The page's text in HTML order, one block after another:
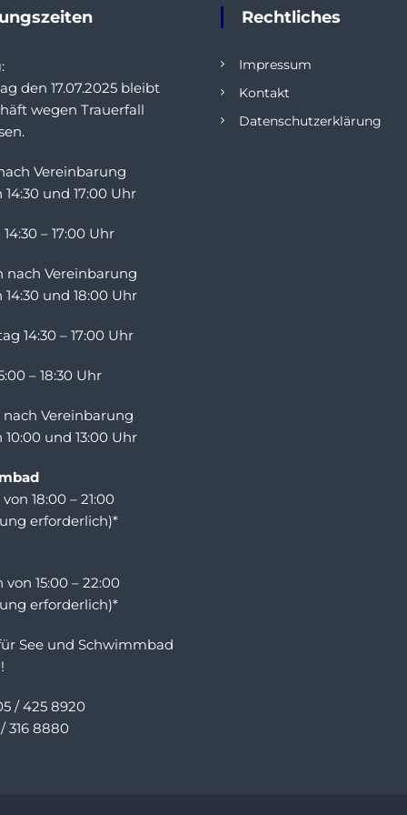
:
den 17.07.2025 bleibt
wegen Trauerfall
Vereinbarung
und 17:00 Uhr
– 17:00 Uhr
nach Vereinbarung
14:30 und 18:00 Uhr
14:30 – 17:00 Uhr
– 18:30 Uhr
nach Vereinbarung
10:00 und 13:00 Uhr
18:00 – 21:00
erforderlich)*
15:00 – 22:00
erforderlich)*
See und Schwimmbad
/ 425 8920
/ 316 8880
Rechtliches
Impressum
Kontakt
Datenschutzerklärung